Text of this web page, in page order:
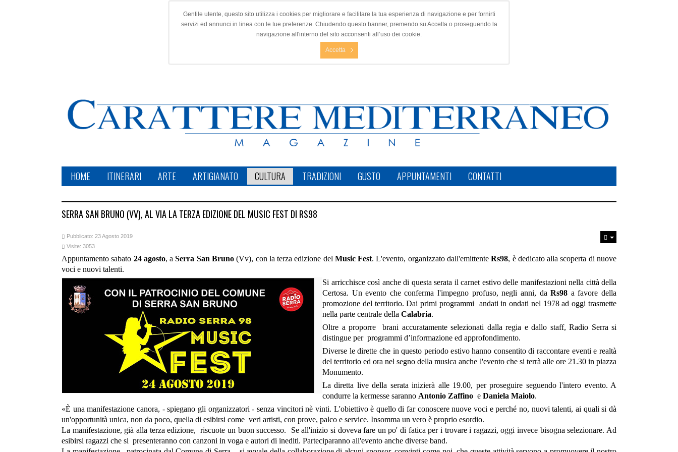
Gentile utente, questo sito utilizza i cookies per migliorare e facilitare la tua esperienza di navigazione e per fornirti
servizi ed annunci in linea con le tue preferenze. Chiudendo questo banner, premendo su Accetta o proseguendo la
navigazione all'interno del sito acconsenti all’uso dei cookie.
Accetta
HOME ITINERARI ARTE ARTIGIANATO CULTURA TRADIZIONI GUSTO APPUNTAMENTI CONTATTI
SERRA SAN BRUNO (VV), AL VIA LA TERZA EDIZIONE DEL MUSIC FEST DI RS98
Pubblicato: 23 Agosto 2019
Visite: 3053
Appuntamento sabato 24 agosto, aSerra San Bruno(Vv), con la terza edizione del Music Fest. L'evento, organizzato dall'emittenteRs98, è dedicato alla scoperta di nuove
voci e nuovi talenti.
Si arricchisce così anche di questa serata il carnet estivo delle manifestazioni nella città della
Certosa. Un evento che conferma l'impegno profuso, negli anni, daRs98 a favore della
promozione del territorio. Dai primi programmi andati in ondati nel 1978 ad oggi trasmette
nella parte centrale della Calabria.
Oltre a proporre brani accuratamente selezionati dalla regia e dallo staff, Radio Serra si
distingue per programmi d’informazione ed approfondimento.
Diverse le dirette che in questo periodo estivo hanno consentito di raccontare eventi e realtà
del territorio ed ora nel segno della musica anche l'evento che si terrà alle ore 21.30 in piazza
Monumento.
La diretta live della serata inizierà alle 19.00, per proseguire seguendo l'intero evento. A
condurre la kermesse saranno Antonio Zaffino e Daniela Maiolo.
«È una manifestazione canora, - spiegano gli organizzatori - senza vincitori nè vinti. L'obiettivo è quello di far conoscere nuove voci e perché no, nuovi talenti, ai quali si dà
un'opportunità unica, non da poco, quella di esibirsi come veri artisti, con prove, palco e service. Insomma un vero è proprio esordio.
La manifestazione, già alla terza edizione, riscuote un buon successo. Se all'inizio si doveva fare un po' di fatica per i trovare i ragazzi, oggi invece bisogna selezionare. Ad
esibirsi ragazzi che si presenteranno con canzoni in voga e autori di inediti. Parteciparanno all'evento anche diverse band.